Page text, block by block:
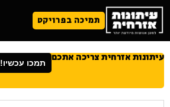
תמיכה בפרויקט
עיתונות אזרחית צריכה אתכם תמכו עכשיו!